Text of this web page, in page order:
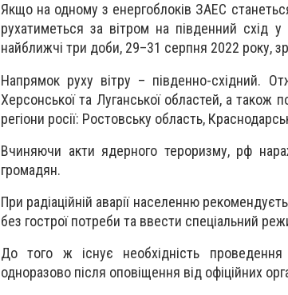
Якщо на одному з енергоблоків ЗАЕС
рухатиметься за вітром на південний схід у
найближчі три доби, 29–31 серпня 2022 року,
Напрямок руху вітру – південно-східний.
Херсонської та Луганської областей, а також
регіони росії: Ростовську область,
Вчиняючи акти ядерного тероризму, рф
громадян.
При радіаційній аварії населенню
без гострої потреби та ввести спеціальний
До того ж існує необхідність
одноразово після оповіщення від офіційних